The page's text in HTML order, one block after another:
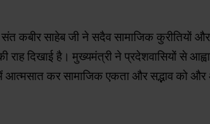
कबीर साहेब जी ने सदैव सामाजिक कुरीतियों और
राह दिखाई है। मुख्यमंत्री ने प्रदेशवासियों से
आत्मसात कर सामाजिक एकता और सद्भाव को